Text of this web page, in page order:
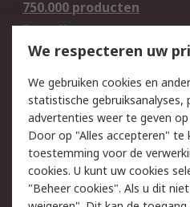
750.000 producten
Bestellen
Retouren
Track & Trace
Wettelijk
Cookiebeleid
Privacybeleid -
Bijgewerkt
We respecteren uw
We gebruiken cookies en
statistische gebruiksanalyses,
advertenties weer te geven
Door op "Alles accepteren" te
toestemming voor de
cookies. U kunt uw cookies
"Beheer cookies". Als u dit